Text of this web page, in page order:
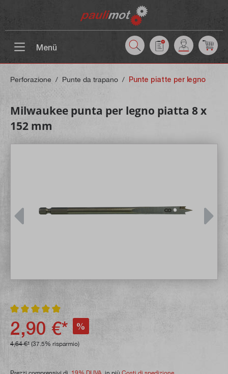
Menü
Perforazione / Punte da trapano / Punte piatte per legno
Milwaukee punta per legno piatta 8 x
152 mm
Valutazione media di 5 su 5 stelle
2,90 €* %
4,64 €* (37.5% risparmio)